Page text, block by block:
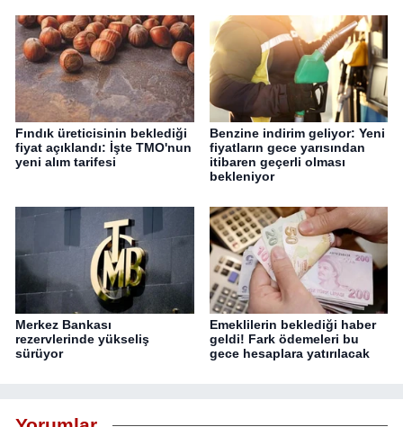
Fındık üreticisinin beklediği
fiyat açıklandı: İşte TMO'nun
yeni alım tarifesi
Benzine indirim geliyor: Yeni
fiyatların gece yarısından
itibaren geçerli olması
bekleniyor
Merkez Bankası
rezervlerinde yükseliş
sürüyor
Emeklilerin beklediği haber
geldi! Fark ödemeleri bu
gece hesaplara yatırılacak